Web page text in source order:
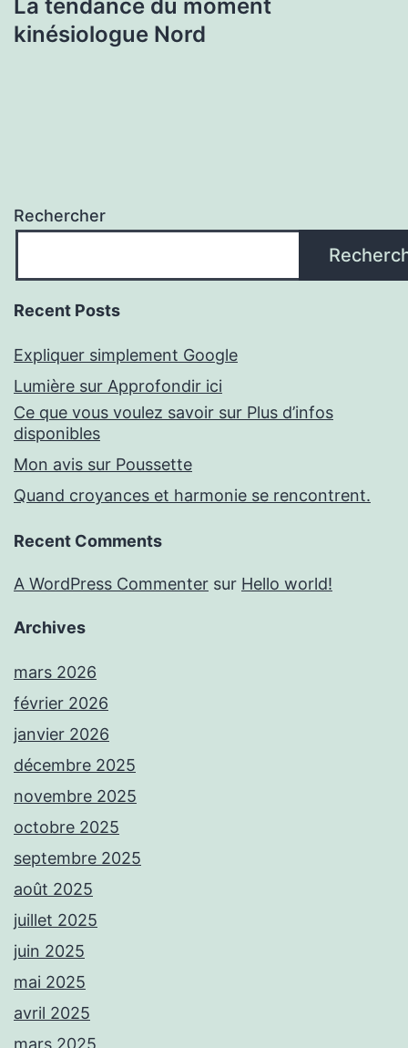
La tendance du moment
kinésiologue Nord
Rechercher
Recent Posts
Expliquer simplement Google
Lumière sur Approfondir ici
Ce que vous voulez savoir sur Plus d’infos
disponibles
Mon avis sur Poussette
Quand croyances et harmonie se rencontrent.
Recent Comments
A WordPress Commenter sur Hello world!
Archives
mars 2026
février 2026
janvier 2026
décembre 2025
novembre 2025
octobre 2025
septembre 2025
août 2025
juillet 2025
juin 2025
mai 2025
avril 2025
mars 2025